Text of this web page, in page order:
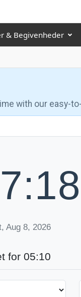
& Begivenheder
with our easy-
Aug 8, 2026
for 05:10